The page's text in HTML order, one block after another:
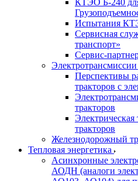
КТЭО Б-240
Испытания
Сервисная
транспорт»
Сервис-
Электротрансмиссии
Перспективы
тракторов с
тракторов
Электрическая
тракторов
Железнодорожный
Тепловая энергетика
Асинхронные
АОДН (аналоги